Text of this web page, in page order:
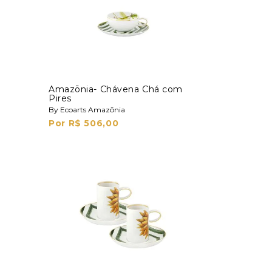
Amazōnia- Chávena Chá com
Pires
By Ecoarts Amazōnia
Por R$ 506,00